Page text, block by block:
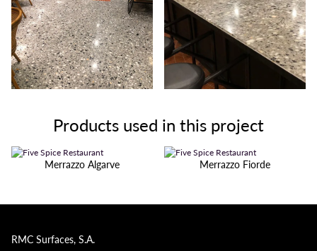
Products used in this project
Merrazzo Algarve Merrazzo Fiorde
RMC Surfaces, S.A.